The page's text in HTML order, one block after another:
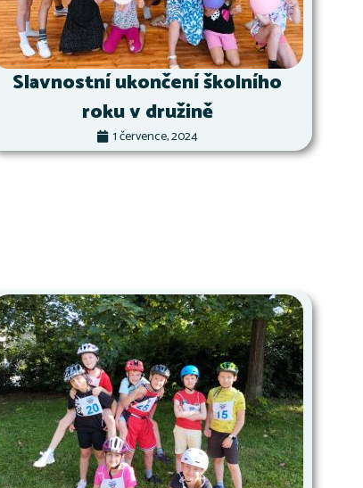
Slavnostní ukončení školního
roku v družině
1 července, 2024